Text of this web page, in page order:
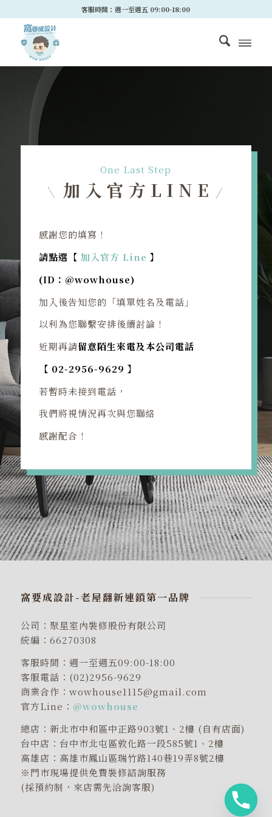
客服時間：週一至週五 09:00-18:00
One Last Step
加入官方LINE
感謝您的填寫！
請點選【 加入官方 Line 】
(ID：@wowhouse)
加入後告知您的「填單姓名及電話」
以利為您聯繫安排後續討論！
近期再請留意陌生來電及本公司電話
【 02-2956-9629 】
若暫時未接到電話，
我們將視情況再次與您聯絡
感謝配合！
窩要成設計-老屋翻新連鎖第一品牌
公司：聚星室內裝修股份有限公司
統編：66270308
客服時間：週一至週五09:00-18:00
客服電話：(02)2956-9629
商業合作：wowhouse1115@gmail.com
官方Line： @wowhouse
總店：新北市中和區中正路903號1、2樓 (自有店面)
台中店：台中市北屯區敦化路一段585號1、2樓
高雄店：高雄市鳳山區瑞竹路140巷19弄8號2樓
※門市現場提供免費裝修諮詢服務
(採預約制，來店需先洽詢客服)